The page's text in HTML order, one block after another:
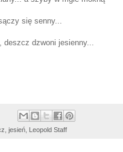
się senny...
dzwoni jesienny...
jesień Leopold Staff